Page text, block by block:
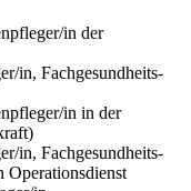
in der
in, Fachgesundheits-
in in der
in, Fachgesundheits-